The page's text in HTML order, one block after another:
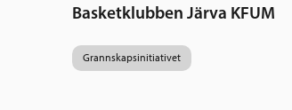
Basketklubben Järva KFUM
Grannskapsinitiativet